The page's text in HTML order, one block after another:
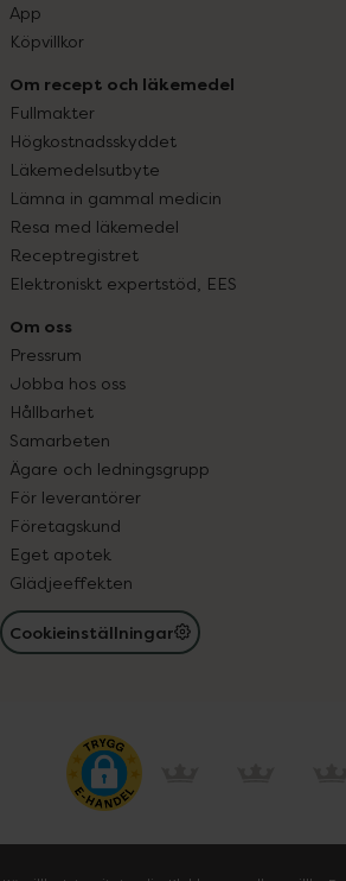
App
Köpvillkor
Om recept och läkemedel
Fullmakter
Högkostnadsskyddet
Läkemedelsutbyte
Lämna in gammal medicin
Resa med läkemedel
Receptregistret
Elektroniskt expertstöd, EES
Om oss
Pressrum
Jobba hos oss
Hållbarhet
Samarbeten
Ägare och ledningsgrupp
För leverantörer
Företagskund
Eget apotek
Glädjeeffekten
Cookieinställningar